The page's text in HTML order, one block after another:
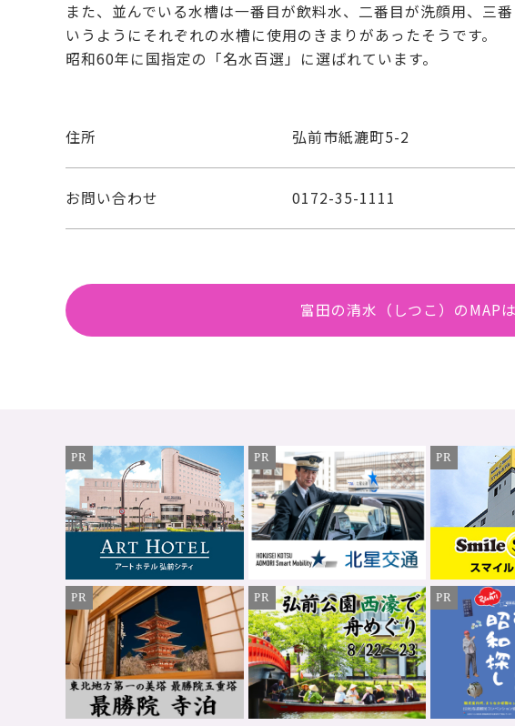
また、並んでいる水槽は一番目が飲料水、二番目が洗顔用、三
いうようにそれぞれの水槽に使用のきまりがあったそうです。
昭和60年に国指定の「名水百選」に選ばれています。
住所 弘前市紙漉町5-2
お問い合わせ 0172-35-1111
富田の清水（しつこ）のMAP
PR PR PR
PR PR PR